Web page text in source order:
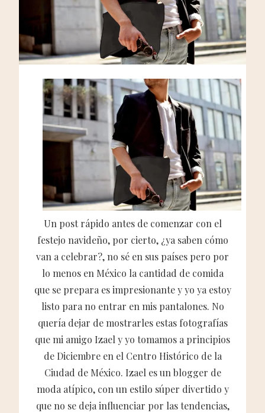
Un post rápido antes de comenzar con el
festejo navideño, por cierto, ¿ya saben cómo
van a celebrar?, no sé en sus países pero por
lo menos en México la cantidad de comida
que se prepara es impresionante y yo ya estoy
listo para no entrar en mis pantalones. No
quería dejar de mostrarles estas fotografías
que mi amigo Izael y yo tomamos a principios
de Diciembre en el Centro Histórico de la
Ciudad de México. Izael es un blogger de
moda atípico, con un estilo súper divertido y
que no se deja influenciar por las tendencias,